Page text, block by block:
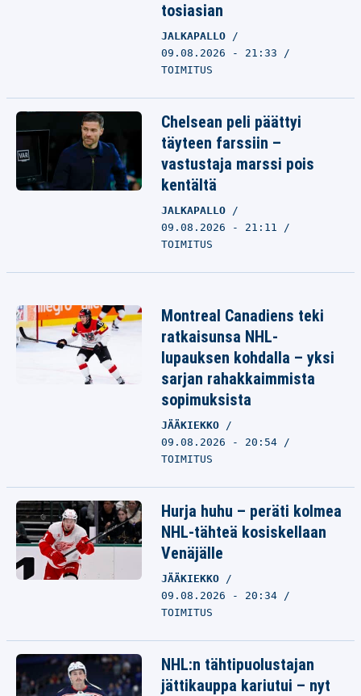
tosiasian
JALKAPALLO
09.08.2026 - 21:33
TOIMITUS
Chelsean peli päättyi
täyteen farssiin –
vastustaja marssi pois
kentältä
JALKAPALLO
09.08.2026 - 21:11
TOIMITUS
Montreal Canadiens teki
ratkaisunsa NHL-
lupauksen kohdalla – yksi
sarjan rahakkaimmista
sopimuksista
JÄÄKIEKKO
09.08.2026 - 20:54
TOIMITUS
Hurja huhu – peräti kolmea
NHL-tähteä kosiskellaan
Venäjälle
JÄÄKIEKKO
09.08.2026 - 20:34
TOIMITUS
NHL:n tähtipuolustajan
jättikauppa kariutui – nyt